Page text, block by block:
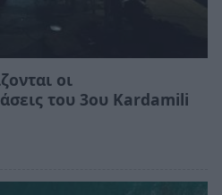
οι
του 3ου Kardamili